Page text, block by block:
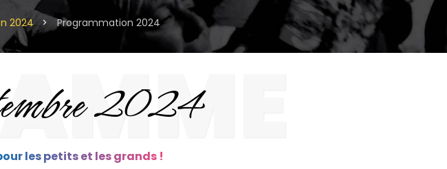
2024 > Programmation 2024
2024
les petits et les grands !